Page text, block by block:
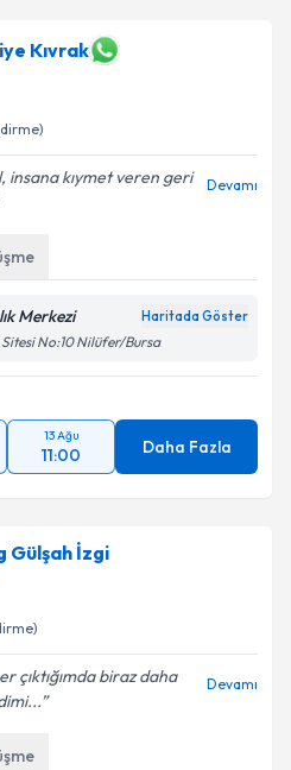
Kıvrak
kıymet veren geri
Devamı
Merkezi Haritada Göster
No:10 Nilüfer/Bursa
13 Ağu
11:00 Daha Fazla
Gülşah İzgi
çıktığımda biraz daha
Devamı